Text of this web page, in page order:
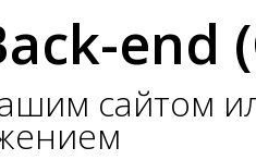
end
сайтом